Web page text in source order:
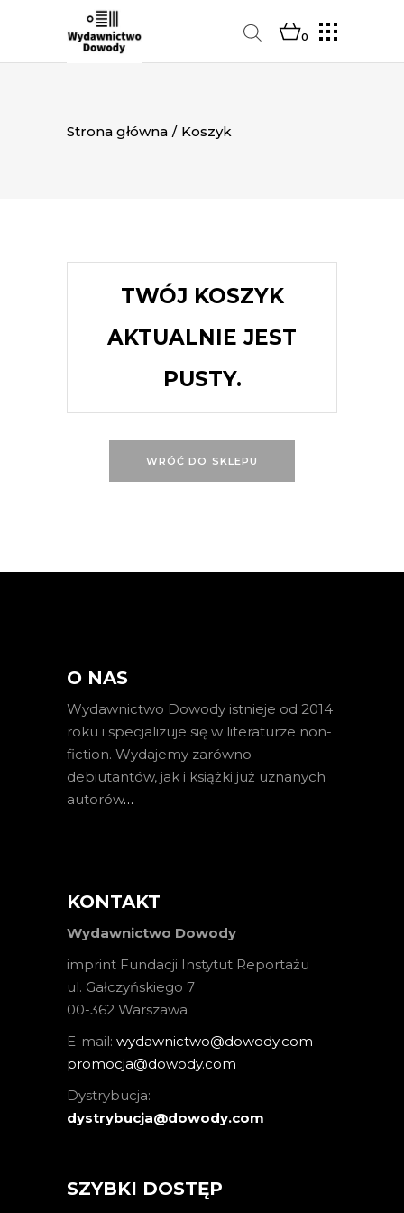
0
Strona główna / Koszyk
TWÓJ KOSZYK
AKTUALNIE JEST
PUSTY.
WRÓĆ DO SKLEPU
O NAS
Wydawnictwo Dowody istnieje od 2014
roku i specjalizuje się w literaturze non-
fiction. Wydajemy zarówno
debiutantów, jak i książki już uznanych
autorów…
KONTAKT
Wydawnictwo Dowody
imprint Fundacji Instytut Reportażu
ul. Gałczyńskiego 7
00-362 Warszawa
E-mail: wydawnictwo@dowody.com
promocja@dowody.com
Dystrybucja:
dystrybucja@dowody.com
SZYBKI DOSTĘP